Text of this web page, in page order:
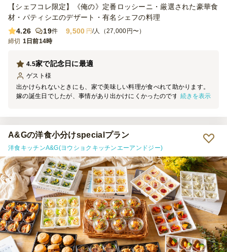
【シェフコレ限定】《俺の》定番ロッシーニ・厳選された豪華食
材・パティシエのデザート・有名シェフの料理
4.26
19件 9,500 円/人（27,000円〜）
締切 1日前14時
家で記念日に最適
4.5
ゲスト 様
出かけられないときにも、家で美味しい料理が食べれて助かります。
嫁の誕生日でしたが、事情があり出かけにくかったのですが、選んで
でかなり本格的なフレンチが食べられます。 アニバーサリーケーキ
も一流の味ですごくおいしかったです。 来てから少し時間が空くよ
うならアミューズとデザートなどは冷蔵庫に入れておくほうがいいで
すね。 このあたり、少し説明があると助かります。 サラダなどは2人
分が一つのお皿に入ってますが、綺麗に盛り付けてあるので他のお皿
に移すか悩む料理があったので、このあたりは2人分に分けてもらえ
るとなおいいですね
続きを表示
A&Gの洋食小分けspecialプラン
洋食キッチンA&G(ヨウショクキッチンエーアンドジー)